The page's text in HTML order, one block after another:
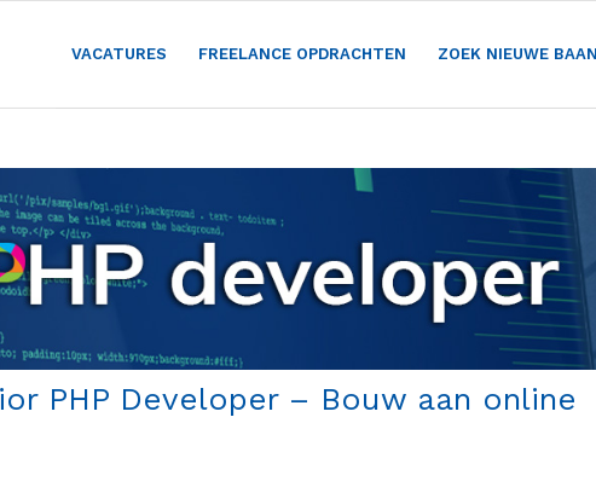
VACATURES FREELANCE OPDRACHTEN ZOEK NIEUWE BAAN
PHP Developer – Bouw aan online